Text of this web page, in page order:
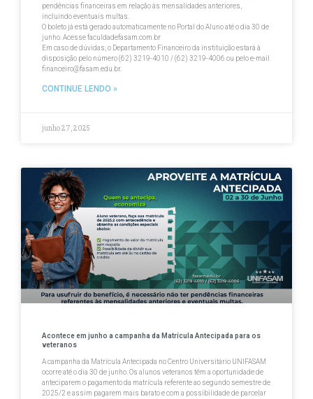
pendências financeiras em relação às mensalidades anteriores,
incluindo eventuais multas.
O boleto já está gerado automaticamente no Portal do Aluno até o dia 30 de
junho. Acesse faculdadefasam.com.br
Em caso de dúvidas, o Departamento Financeiro da instituição estará à
disposição pelo número (62) 3219-4010 / (62) 3219-4006 ou pelo e-mail
financeiro@fasam.edu.br.
CONTINUE LENDO »
junho 27, 2025
Acontece em junho a campanha da Matrícula Antecipada para os
veteranos
A campanha da Matrícula Antecipada no Centro Universitário UNIFASAM
ocorre até o dia 30 de junho. Os alunos veteranos têm a oportunidade de
anteciparem o pagamento da matrícula referente ao segundo semestre de
2025/2 e assim pagarem mais barato e com a possibilidade de parcelar